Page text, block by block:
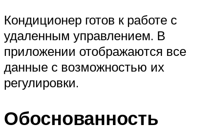
Кондиционер готов к работе с
удаленным управлением. В
приложении отображаются все
данные с возможностью их
регулировки.
Обоснованность